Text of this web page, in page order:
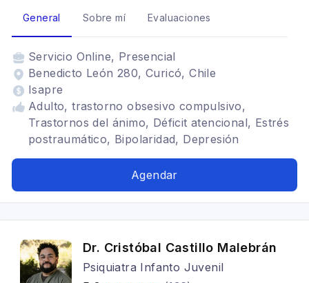
General Sobre mí Evaluaciones
Servicio Online, Presencial
Benedicto León 280, Curicó, Chile
Isapre
Adulto, trastorno obsesivo compulsivo,
Trastornos del ánimo, Déficit atencional, Estrés
postraumático, Bipolaridad, Depresión
Agendar
Dr. Cristóbal Castillo Malebrán
Psiquiatra Infanto Juvenil